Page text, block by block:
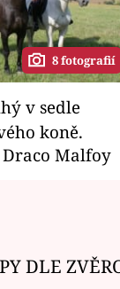
8 fotografií
koně.
Malfoy
DLE